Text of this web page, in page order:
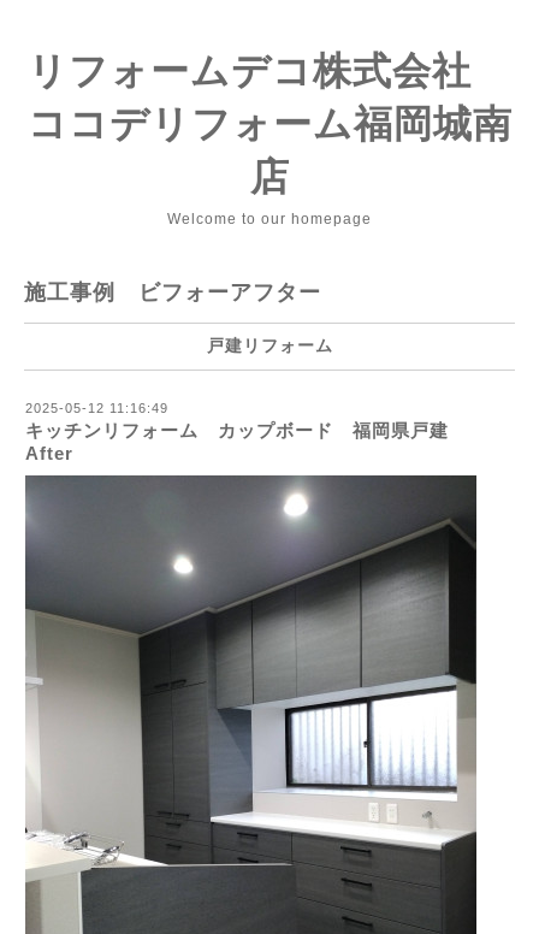
リフォームデコ株式会社
ココデリフォーム福岡城南
店
Welcome to our homepage
施工事例 ビフォーアフター
戸建リフォーム
2025-05-12 11:16:49
キッチンリフォーム カップボード 福岡県戸建
After